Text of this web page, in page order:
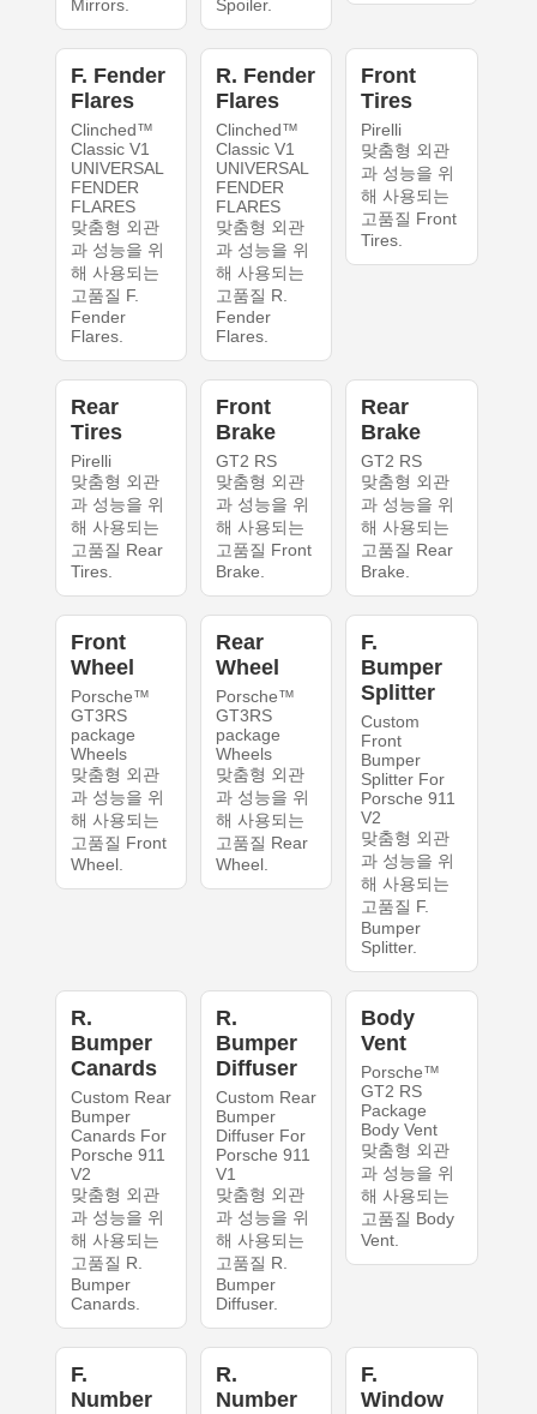
Mirrors. Spoiler.
F. Fender
Flares
Clinched™
Classic V1
UNIVERSAL
FENDER
FLARES
맞춤형 외관
과 성능을 위
해 사용되는
고품질 F.
Fender
Flares.
R. Fender
Flares
Clinched™
Classic V1
UNIVERSAL
FENDER
FLARES
맞춤형 외관
과 성능을 위
해 사용되는
고품질 R.
Fender
Flares.
Front
Tires
Pirelli
맞춤형 외관
과 성능을 위
해 사용되는
고품질 Front
Tires.
Rear
Tires
Pirelli
맞춤형 외관
과 성능을 위
해 사용되는
고품질 Rear
Tires.
Front
Brake
GT2 RS
맞춤형 외관
과 성능을 위
해 사용되는
고품질 Front
Brake.
Rear
Brake
GT2 RS
맞춤형 외관
과 성능을 위
해 사용되는
고품질 Rear
Brake.
Front
Wheel
Porsche™
GT3RS
package
Wheels
맞춤형 외관
과 성능을 위
해 사용되는
고품질 Front
Wheel.
Rear
Wheel
Porsche™
GT3RS
package
Wheels
맞춤형 외관
과 성능을 위
해 사용되는
고품질 Rear
Wheel.
F.
Bumper
Splitter
Custom
Front
Bumper
Splitter For
Porsche 911
V2
맞춤형 외관
과 성능을 위
해 사용되는
고품질 F.
Bumper
Splitter.
R.
Bumper
Canards
Custom Rear
Bumper
Canards For
Porsche 911
V2
맞춤형 외관
과 성능을 위
해 사용되는
고품질 R.
Bumper
Canards.
R.
Bumper
Diffuser
Custom Rear
Bumper
Diffuser For
Porsche 911
V1
맞춤형 외관
과 성능을 위
해 사용되는
고품질 R.
Bumper
Diffuser.
Body
Vent
Porsche™
GT2 RS
Package
Body Vent
맞춤형 외관
과 성능을 위
해 사용되는
고품질 Body
Vent.
F.
Number
R.
Number
F.
Window